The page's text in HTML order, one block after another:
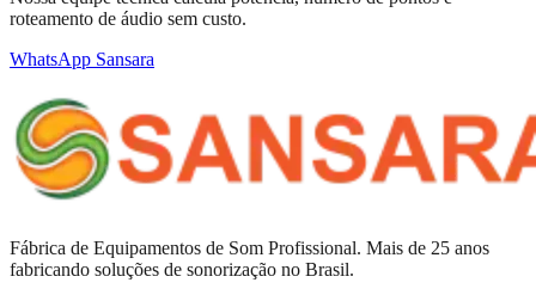
roteamento de áudio sem custo.
WhatsApp Sansara
Fábrica de Equipamentos de Som Profissional. Mais de 25 anos
fabricando soluções de sonorização no Brasil.